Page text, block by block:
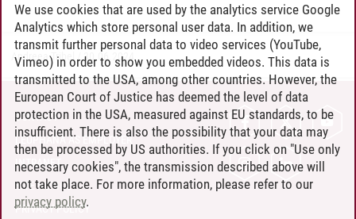
Andreea Tribel 30.06.2024
CONTACT
LEUPHANA AS EMPLOYER
INTRANET
SITE NOTICE
PRIVACY POLICY
We use cookies that are used by the analytics service Google
Analytics which store personal user data. In addition, we
transmit further personal data to video services (YouTube,
Vimeo) in order to show you embedded videos. This data is
transmitted to the USA, among other countries. However, the
European Court of Justice has deemed the level of data
protection in the USA, measured against EU standards, to be
insufficient. There is also the possibility that your data may
then be processed by US authorities. If you click on "Use only
necessary cookies", the transmission described above will
not take place. For more information, please refer to our
privacy policy.